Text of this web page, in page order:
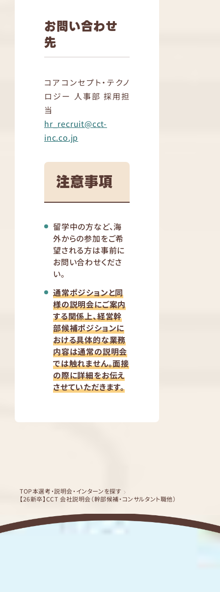
お問い合わせ
先
コアコンセプト・テクノ
ロジー 人事部 採用担
当
hr_recruit@cct-
inc.co.jp
注意事項
留学中の方など、海
外からの参加をご希
望される方は事前に
お問い合わせくださ
い。
通常ポジションと同
様の説明会にご案内
する関係上、経営幹
部候補ポジションに
おける具体的な業務
内容は通常の説明会
では触れません。面接
の際に詳細をお伝え
させていただきます。
TOP本選考・説明会・インターンを探す
【26新卒】CCT 会社説明会（幹部候補・コンサルタント職他）